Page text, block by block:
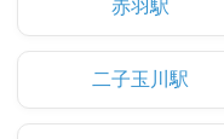
赤羽駅
二子玉川駅